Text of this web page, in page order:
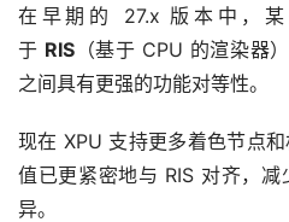
在早期的 27.x 版本中，
于 RIS （基于 CPU 的渲染器
之间具有更强的功能对等性。
现在 XPU 支持更多着色节点
值已更紧密地与 RIS 对齐，
异。